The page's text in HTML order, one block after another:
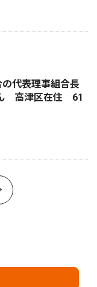
代表理事組合長
高津区在住 61